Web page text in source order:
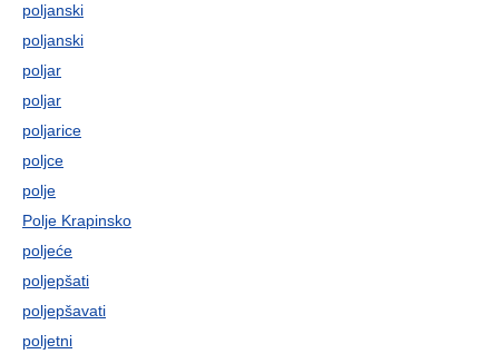
poljanski
poljanski
poljar
poljar
poljarice
poljce
polje
Polje Krapinsko
poljeće
poljepšati
poljepšavati
poljetni